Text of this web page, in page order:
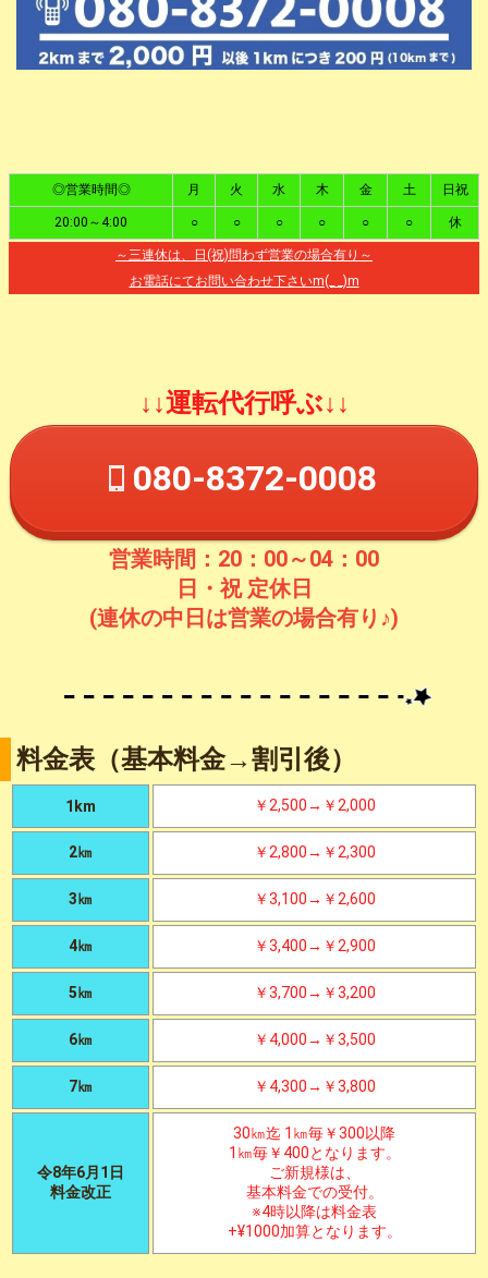
◎営業時間◎ 月 火 水 木 金 土 日祝
20:00～4:00 ○ ○ ○ ○ ○ ○ 休
～三連休は、日(祝)問わず営業の場合有り～
お電話にてお問い合わせ下さいm(_ _)m
↓↓運転代行呼ぶ↓↓
080-8372-0008
営業時間：20：00～04：00
日・祝 定休日
(連休の中日は営業の場合有り♪)
料金表（基本料金→割引後）
1km ￥2,500→￥2,000
2㎞ ￥2,800→￥2,300
3㎞ ￥3,100→￥2,600
4㎞ ￥3,400→￥2,900
5㎞ ￥3,700→￥3,200
6㎞ ￥4,000→￥3,500
7㎞ ￥4,300→￥3,800
令8年6月1日
料金改正
30㎞迄 1㎞毎￥300以降
1㎞毎￥400となります。
ご新規様は、
基本料金での受付。
※4時以降は料金表
+¥1000加算となります。